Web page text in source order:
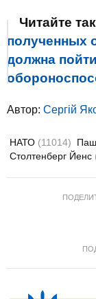
Читайте
полученных
должна
Автор: Сергій
НАТО (11014)
Столтенберг Йенс